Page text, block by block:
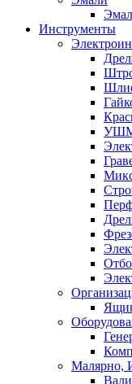
Инструменты
УШМ
Малярно,